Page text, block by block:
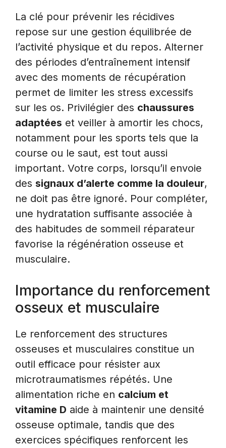
La clé pour prévenir les récidives
repose sur une gestion équilibrée de
l’activité physique et du repos. Alterner
des périodes d’entraînement intensif
avec des moments de récupération
permet de limiter les stress excessifs
sur les os. Privilégier des chaussures
adaptées et veiller à amortir les chocs,
notamment pour les sports tels que la
course ou le saut, est tout aussi
important. Votre corps, lorsqu’il envoie
des signaux d’alerte comme la douleur,
ne doit pas être ignoré. Pour compléter,
une hydratation suffisante associée à
des habitudes de sommeil réparateur
favorise la régénération osseuse et
musculaire.
Importance du renforcement
osseux et musculaire
Le renforcement des structures
osseuses et musculaires constitue un
outil efficace pour résister aux
microtraumatismes répétés. Une
alimentation riche en calcium et
vitamine D aide à maintenir une densité
osseuse optimale, tandis que des
exercices spécifiques renforcent les